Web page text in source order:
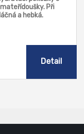
Při
a hebká.
Detail